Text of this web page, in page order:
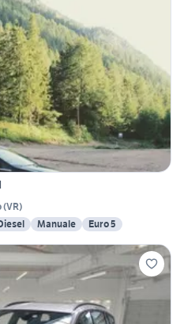
(VR)
Manuale Euro 5